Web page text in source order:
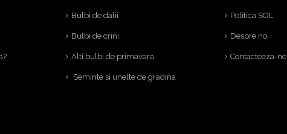
Bulbi de dalii
Bulbi de crini
Alti bulbi de primavara
Seminte si unelte de gradina
Politica SOL
Despre noi
Contacteaza-ne